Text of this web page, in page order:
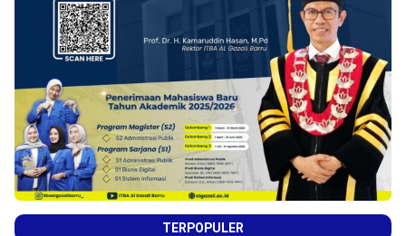
TERPOPULER